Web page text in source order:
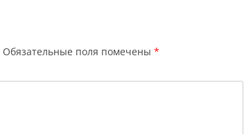
Обязательные поля помечены *